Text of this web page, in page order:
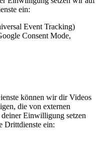
ein:
Event Tracking)
Consent Mode,
können wir dir Videos
die von externen
Einwilligung setzen
Drittdienste ein: